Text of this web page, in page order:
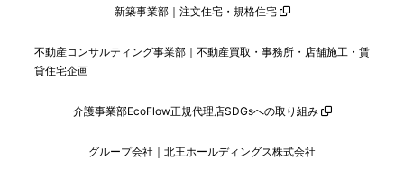
新築事業部｜注文住宅・規格住宅
不動産コンサルティング事業部｜不動産買取・事務所・店舗施工・賃
貸住宅企画
介護事業部EcoFlow正規代理店SDGsへの取り組み
グループ会社｜北王ホールディングス株式会社